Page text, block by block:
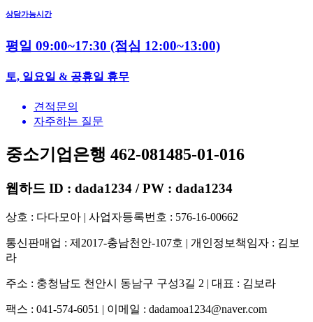
상담가능시간
평일 09:00~17:30 (점심 12:00~13:00)
토, 일요일 & 공휴일 휴무
견적문의
자주하는 질문
중소기업은행 462-081485-01-016
웹하드 ID : dada1234 / PW : dada1234
상호 : 다다모아 | 사업자등록번호 : 576-16-00662
통신판매업 : 제2017-충남천안-107호 | 개인정보책임자 : 김보
라
주소 : 충청남도 천안시 동남구 구성3길 2 | 대표 : 김보라
팩스 : 041-574-6051 | 이메일 : dadamoa1234@naver.com